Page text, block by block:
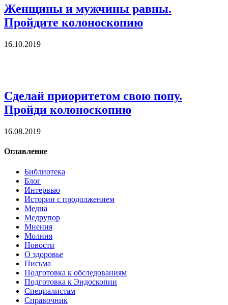
Женщины и мужчины равны.
Пройдите колоноскопию
16.10.2019
Сделай приоритетом свою попу.
Пройди колоноскопию
16.08.2019
Оглавление
Библиотека
Блог
Интервью
Истории с продолжением
Медиа
Медрупор
Мнения
Молния
Новости
О здоровье
Письма
Подготовка к обследованиям
Подготовка к Эндоскопии
Специалистам
Справочник